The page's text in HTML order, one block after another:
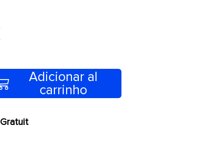
Adicionar al
carrinho
Gratuit